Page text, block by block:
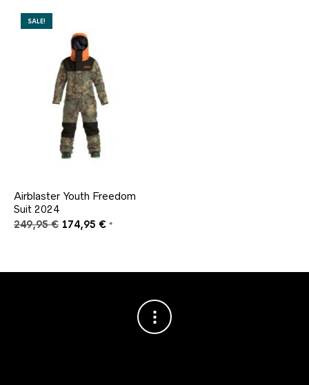
SALE!
Airblaster Youth Freedom
Suit 2024
249,95€ Ursprünglicher
174,95 €Aktueller
*